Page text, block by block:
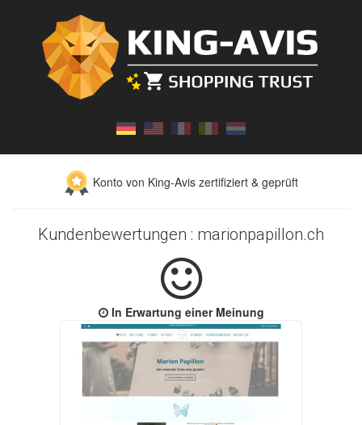
Konto von King-Avis zertifiziert & geprüft
Kundenbewertungen : marionpapillon.ch
In Erwartung einer Meinung